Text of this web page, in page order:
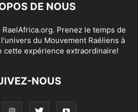
DE NOUS
Prenez le temps de
du Mouvement Raéliens à
cette expérience extraordinaire!
NOUS